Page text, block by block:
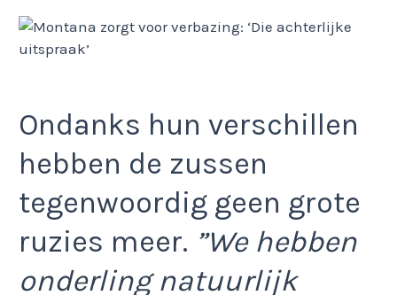
Ondanks hun verschillen
hebben de zussen
tegenwoordig geen grote
ruzies meer. ”We hebben
onderling natuurlijk